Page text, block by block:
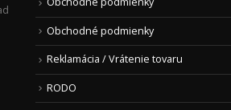
Obchodné podmienky
Reklamácia / Vrátenie tovaru
RODO